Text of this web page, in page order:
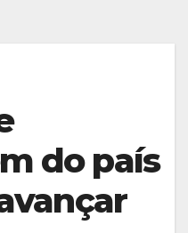
do país